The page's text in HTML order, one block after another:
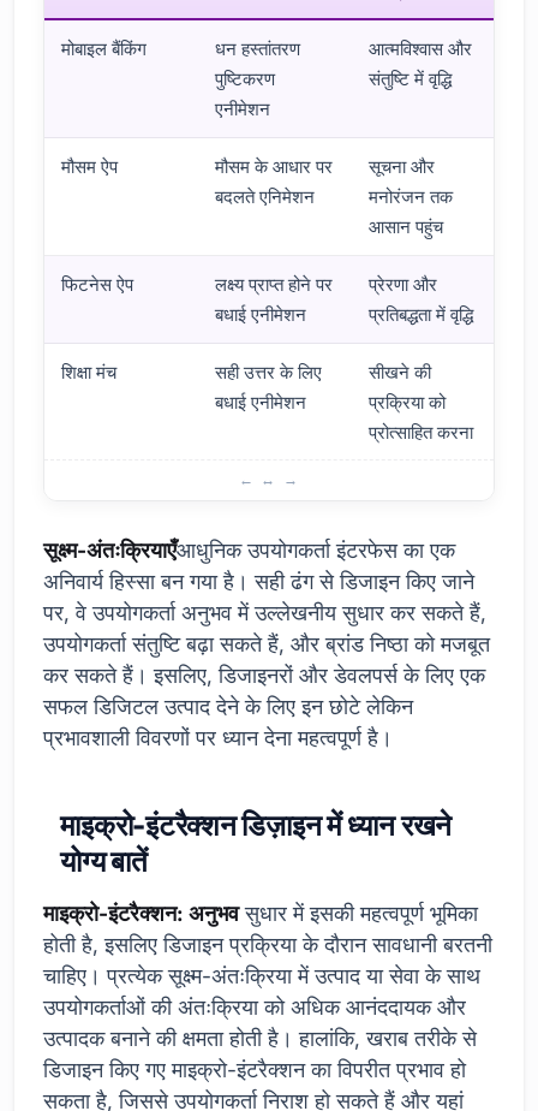
मोबाइल बैंकिंग
धन हस्तांतरण
पुष्टिकरण
एनीमेशन
आत्मविश्वास और
संतुष्टि में वृद्धि
मौसम ऐप
मौसम के आधार पर
बदलते एनिमेशन
सूचना और
मनोरंजन तक
आसान पहुंच
फिटनेस ऐप
लक्ष्य प्राप्त होने पर
बधाई एनीमेशन
प्रेरणा और
प्रतिबद्धता में वृद्धि
शिक्षा मंच
सही उत्तर के लिए
बधाई एनीमेशन
सीखने की
प्रक्रिया को
प्रोत्साहित करना
सूक्ष्म-अंतःक्रियाएँआधुनिक उपयोगकर्ता इंटरफेस का एक
अनिवार्य हिस्सा बन गया है। सही ढंग से डिजाइन किए जाने
पर, वे उपयोगकर्ता अनुभव में उल्लेखनीय सुधार कर सकते हैं,
उपयोगकर्ता संतुष्टि बढ़ा सकते हैं, और ब्रांड निष्ठा को मजबूत
कर सकते हैं। इसलिए, डिजाइनरों और डेवलपर्स के लिए एक
सफल डिजिटल उत्पाद देने के लिए इन छोटे लेकिन
प्रभावशाली विवरणों पर ध्यान देना महत्वपूर्ण है।
माइक्रो-इंटरैक्शन डिज़ाइन में ध्यान रखने
योग्य बातें
माइक्रो-इंटरैक्शन: अनुभवसुधार में इसकी महत्वपूर्ण भूमिका
होती है, इसलिए डिजाइन प्रक्रिया के दौरान सावधानी बरतनी
चाहिए। प्रत्येक सूक्ष्म-अंतःक्रिया में उत्पाद या सेवा के साथ
उपयोगकर्ताओं की अंतःक्रिया को अधिक आनंददायक और
उत्पादक बनाने की क्षमता होती है। हालांकि, खराब तरीके से
डिजाइन किए गए माइक्रो-इंटरैक्शन का विपरीत प्रभाव हो
सकता है, जिससे उपयोगकर्ता निराश हो सकते हैं और यहां